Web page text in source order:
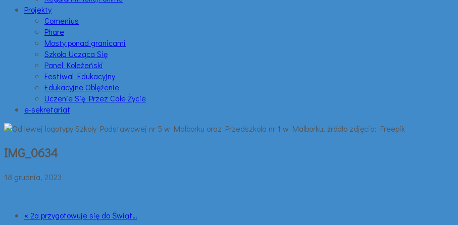
Projekty
Comenius
Phare
Mosty ponad granicami
Szkoła Ucząca Się
Panel Koleżeński
Festiwal Edukacyjny
Edukacyjne Oblężenie
Uczenie Się Przez Całe Życie
e-sekretariat
IMG_0634
18 grudnia, 2023
« 2a przygotowuje się do Świąt…